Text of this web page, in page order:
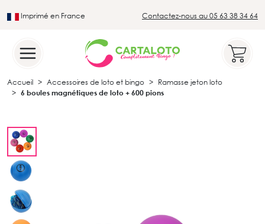
Imprimé en France Contactez-nous au 05 63 38 34 64
Accueil Accessoires de loto et bingo
Ramasse jeton loto
6 boules magnétiques de loto + 600 pions